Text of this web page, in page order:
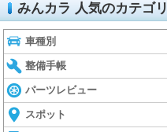
みんカラ 人気のカテゴリ
車種別
整備手帳
パーツレビュー
スポット